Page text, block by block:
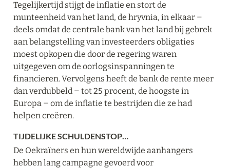
Tegelijkertijd stijgt de inflatie en stort de
munteenheid van het land, de hryvnia, in elkaar ‒
deels omdat de centrale bank van het land bij gebrek
aan belangstelling van investeerders obligaties
moest opkopen die door de regering waren
uitgegeven om de oorlogsinspanningen te
financieren. Vervolgens heeft de bank de rente meer
dan verdubbeld ‒ tot 25 procent, de hoogste in
Europa ‒ om de inflatie te bestrijden die ze had
helpen creëren.
TIJDELIJKE SCHULDENSTOP…
De Oekraïners en hun wereldwijde aanhangers
hebben lang campagne gevoerd voor